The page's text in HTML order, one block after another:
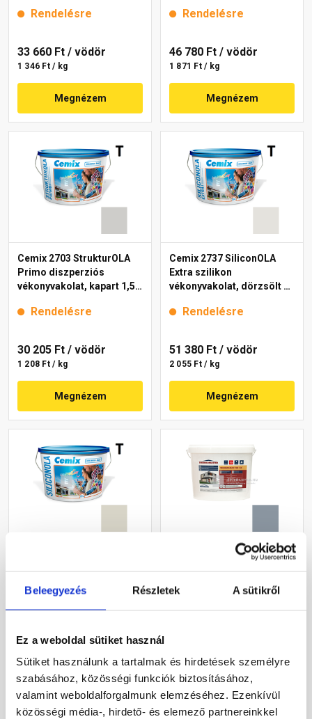
Beleegyezés Részletek A sütikről
Ez a weboldal sütiket használ
Sütiket használunk a tartalmak és hirdetések személyre
szabásához, közösségi funkciók biztosításához,
valamint weboldalforgalmunk elemzéséhez. Ezenkívül
közösségi média-, hirdető- és elemező partnereinkkel
Rendelésre
33 660 Ft / vödör
1 346 Ft / kg
Megnézem
Rendelésre
46 780 Ft / vödör
1 871 Ft / kg
Megnézem
Cemix 2703 StrukturOLA
Primo diszperziós
vékonyvakolat, kapart 1,5
Rendelésre
30 205 Ft / vödör
1 208 Ft / kg
Megnézem
Cemix 2737 SiliconOLA
Extra szilikon
vékonyvakolat, dörzsölt 2
Rendelésre
51 380 Ft / vödör
2 055 Ft / kg
Megnézem
kapart 1,5 mm 5331 rock
25 kg
Rendelésre
44 920 Ft/ vödör
1 797 Ft / kg
Megnézem
vékonyvakolat, kapart 1,5
mm 50-D 25 kg
1 762 Ft / kg
Megnézem